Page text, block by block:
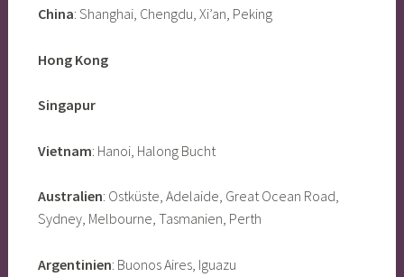
China: Shanghai, Chengdu, Xi’an, Peking
Hong Kong
Singapur
Vietnam: Hanoi, Halong Bucht
Australien: Ostküste, Adelaide, Great Ocean Road,
Sydney, Melbourne, Tasmanien, Perth
Argentinien: Buonos Aires, Iguazu